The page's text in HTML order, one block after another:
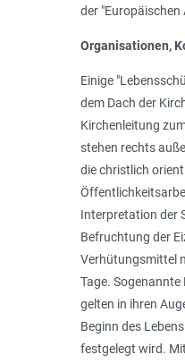
der "Europäischen
Organisationen,
Einige
dem Dach der
Kirchenleitung
stehen rechts
die christlich
Interpretation der
Befruchtung der
Verhütungsmittel
Tage.
gelten in ihren
Beginn des
festgelegt wird.